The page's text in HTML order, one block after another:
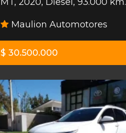
Maulion Automotores
$ 30.500.000